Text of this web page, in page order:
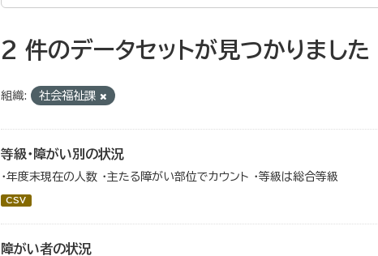
2 件のデータセットが見つかりました
組織: 社会福祉課
等級・障がい別の状況
・年度末現在の人数 ・主たる障がい部位でカウント ・等級は総合等級
CSV
障がい者の状況